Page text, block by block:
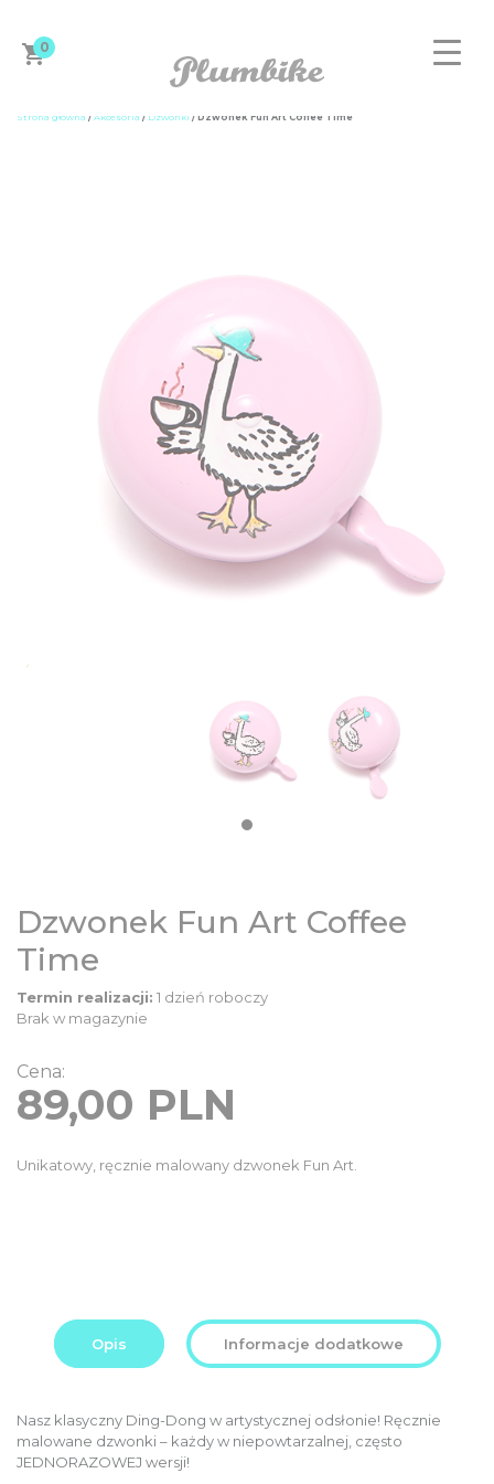
0
DAMSKIE
DZIECIĘCE
INFO
Strona główna / Akcesoria / Dzwonki / Dzwonek Fun Art Coffee Time
Dzwonek Fun Art Coffee
Time
Cena:
89,00 PLN
Unikatowy, ręcznie malowany dzwonek Fun Art.
Termin realizacji: 1 dzień roboczy
Brak w magazynie
Opis Informacje dodatkowe
Nasz klasyczny Ding-Dong w artystycznej odsłonie! Ręcznie
malowane dzwonki – każdy w niepowtarzalnej, często
JEDNORAZOWEJ wersji!